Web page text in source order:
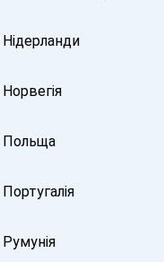
Нідерланди
Норвегія
Польща
Португалія
Румунія